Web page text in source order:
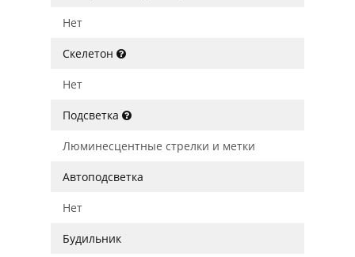
Нет
Скелетон
Нет
Подсветка
Люминесцентные стрелки и метки
Автоподсветка
Нет
Будильник